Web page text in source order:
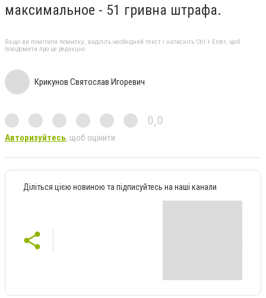
максимальное - 51 гривна штрафа.
Якщо ви помітили помилку, виділіть необхідний текст і натисніть Ctrl + Enter, щоб
повідомити про це редакцію
Крикунов Святослав Игоревич
0,0
Авторизуйтесь, щоб оцінити
Діліться цією новиною та підписуйтесь на наші канали